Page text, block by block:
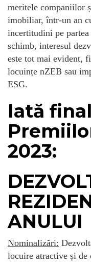
meritele companiilor
imobiliar, într-un an
incertitudini pe
schimb, interesul
este tot mai evident,
locuințe nZEB sau
ESG.
Iată
2023:
ANULUI
Nominalizări:
locuire atractive și de